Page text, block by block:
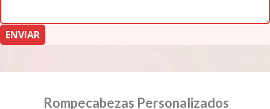
Rompecabezas Personalizados